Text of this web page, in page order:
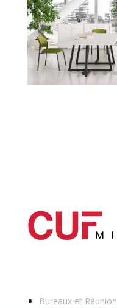
Bureaux et Réunion